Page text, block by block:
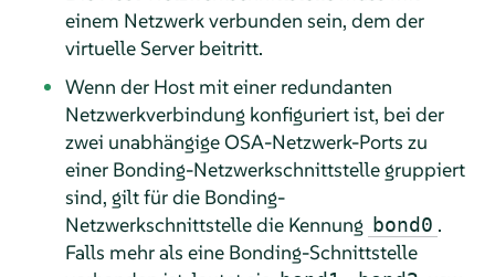
einem Netzwerk verbunden sein, dem der
virtuelle Server beitritt.
Wenn der Host mit einer redundanten
Netzwerkverbindung konfiguriert ist, bei der
zwei unabhängige OSA-Netzwerk-Ports zu
einer Bonding-Netzwerkschnittstelle gruppiert
sind, gilt für die Bonding-
Netzwerkschnittstelle die Kennung bond0 .
Falls mehr als eine Bonding-Schnittstelle